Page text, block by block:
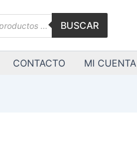
BUSCAR
CONTACTO MI CUENTA